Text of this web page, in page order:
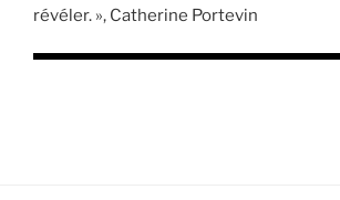
révéler. », Catherine Portevin